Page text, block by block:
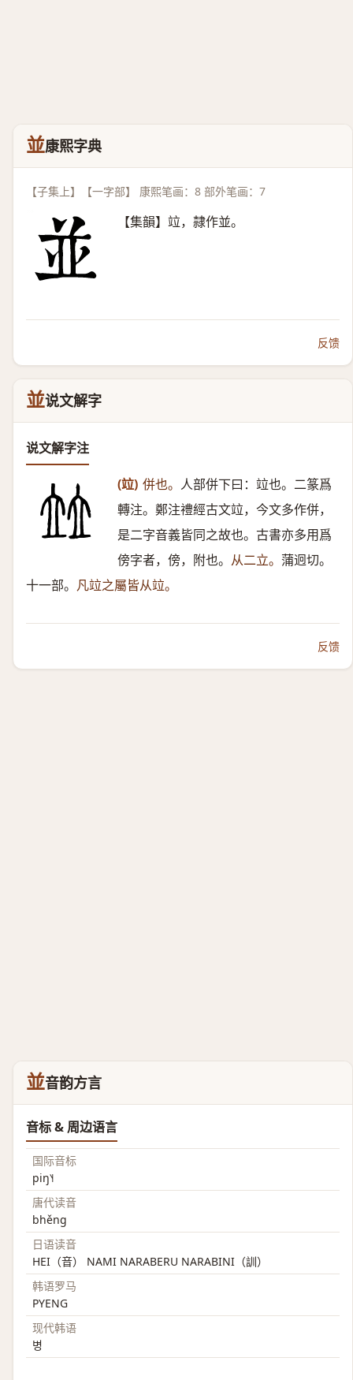
並康熙字典
【子集上】【一字部】 康熙笔画：8 部外笔画：7
【集韻】竝，隷作並。
反馈
並说文解字
说文解字注
(竝) 併也。 人部併下曰：竝也。二篆爲
轉注。鄭注禮經古文竝，今文多作併，
是二字音義皆同之故也。古書亦多用爲
傍字者，傍，附也。 从二立。 蒲迥切。
十一部。 凡竝之屬皆从竝。
反馈
並音韵方言
音标 & 周边语言
国际音标
piŋ˥˧
唐代读音
bhěng
日语读音
HEI（音） NAMI NARABERU NARABINI（訓）
韩语罗马
PYENG
现代韩语
병